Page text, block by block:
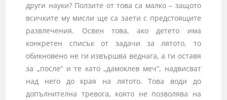
други науки? Ползите от това са малко – защото
всичките му мисли ще са заети с предстоящите
развлечения. Освен това, ако детето има
конкретен списък от задачи за лятото, то
обикновено не ги извършва веднага, а ги оставя
за „после“ и те като „дамоклев меч“, надвисват
над него до края на лятото. Това води до
допълнителна тревога, която не позволява на